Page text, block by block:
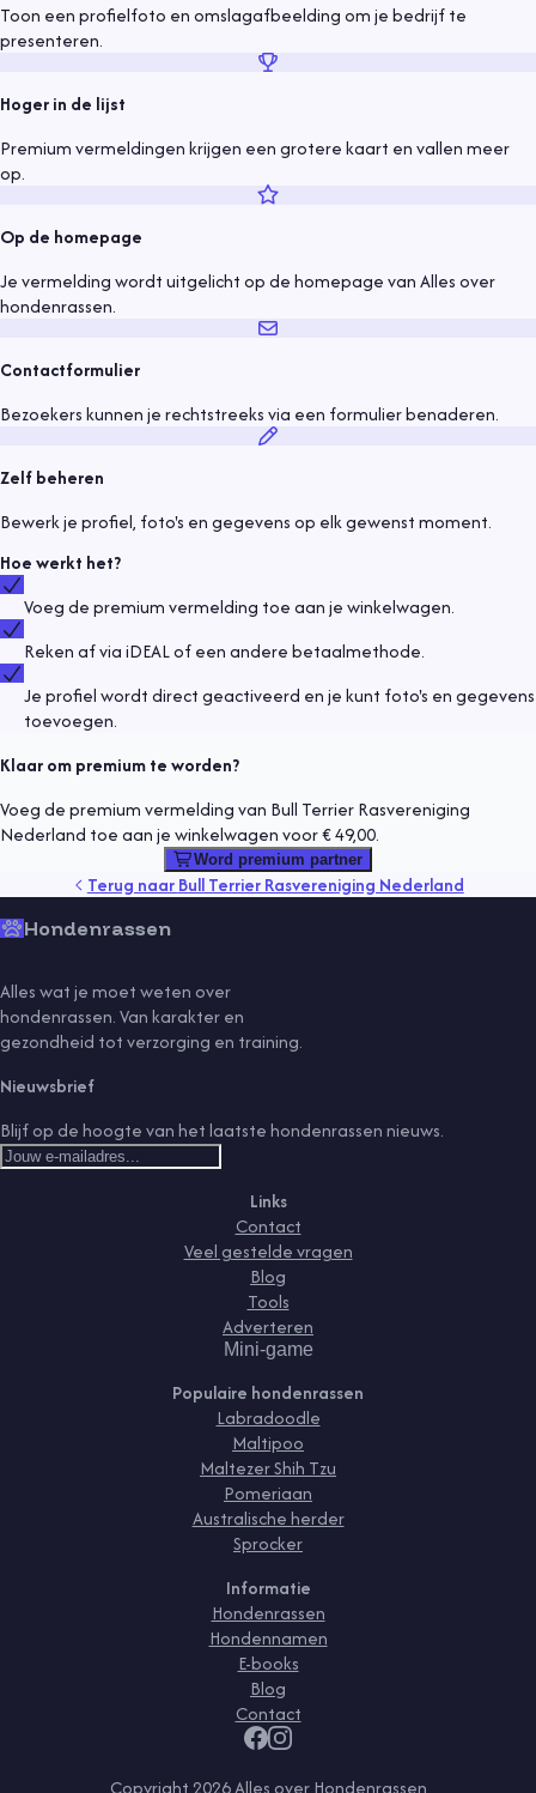
Toon een profielfoto en omslagafbeelding om je bedrijf te
presenteren.
Hoger in de lijst
Premium vermeldingen krijgen een grotere kaart en vallen meer
op.
Op de homepage
Je vermelding wordt uitgelicht op de homepage van Alles over
hondenrassen.
Contactformulier
Bezoekers kunnen je rechtstreeks via een formulier benaderen.
Zelf beheren
Bewerk je profiel, foto's en gegevens op elk gewenst moment.
Hoe werkt het?
Voeg de premium vermelding toe aan je winkelwagen.
Reken af via iDEAL of een andere betaalmethode.
Je profiel wordt direct geactiveerd en je kunt foto's en gegevens
toevoegen.
Klaar om premium te worden?
Voeg de premium vermelding van Bull Terrier Rasvereniging
Nederland toe aan je winkelwagen voor € 49,00.
Word premium partner
Terug naarBull Terrier Rasvereniging Nederland
Hondenrassen
Alles wat je moet weten over
hondenrassen. Van karakter en
gezondheid tot verzorging en training.
Nieuwsbrief
Blijf op de hoogte van het laatste hondenrassen nieuws.
Links
Contact
Veel gestelde vragen
Blog
Tools
Adverteren
Mini-game
Populaire hondenrassen
Labradoodle
Maltipoo
Maltezer Shih Tzu
Pomeriaan
Australische herder
Sprocker
Informatie
Hondenrassen
Hondennamen
E-books
Blog
Contact
Copyright 2026Alles over Hondenrassen